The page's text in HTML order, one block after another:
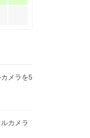
メラを5
カメラ